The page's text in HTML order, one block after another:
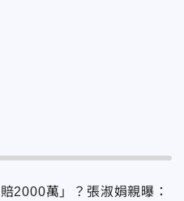
2000萬」？張淑娟親曝：